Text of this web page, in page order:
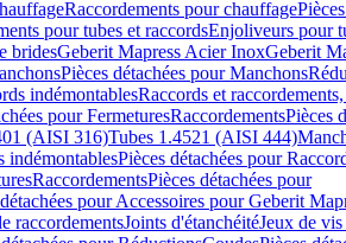
Raccordements pour chauffage
pour tubes et raccordsEnjoliveurs pour
bridesGeberit Mapress Acier InoxGeberit
Pièces détachées pour Manchons
indémontablesRaccords et
pour FermeturesRaccordementsPièces
(AISI 316)Tubes 1.4521 (AISI 444)
indémontablesPièces détachées pour
RaccordementsPièces détachées pour
pour Accessoires pour Geberit
raccordementsJoints d'étanchéitéJeux de